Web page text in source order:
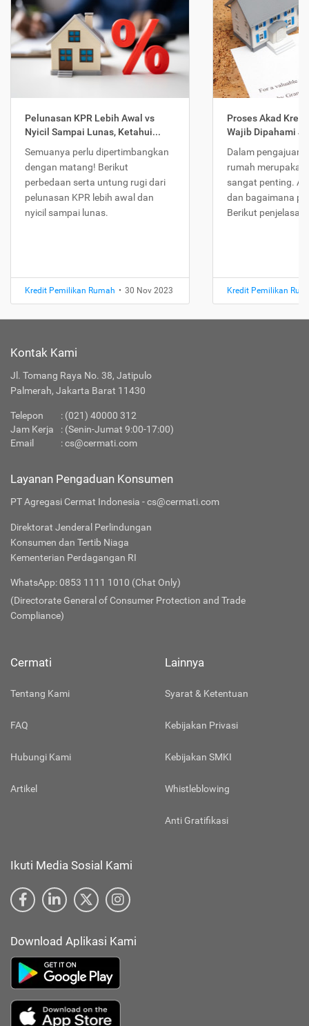
Pelunasan KPR Lebih Awal vs
Nyicil Sampai Lunas, Ketahui...
Semuanya perlu dipertimbangkan
dengan matang! Berikut
perbedaan serta untung rugi dari
pelunasan KPR lebih awal dan
nyicil sampai lunas.
Kredit Pemilikan Rumah • 30 Nov 2023
Proses Akad
Wajib Dipahami
Dalam pengajuan
rumah
sangat penting.
dan bagaimana
Berikut
Kredit Pemilikan
Kontak Kami
Jl. Tomang Raya No. 38, Jatipulo
Palmerah, Jakarta Barat 11430
Telepon : (021) 40000 312
Jam Kerja
: (Senin-Jumat 9:00-17:00)
Email
:cs@cermati.com
Layanan Pengaduan Konsumen
PT Agregasi Cermat Indonesia - cs@cermati.com
Direktorat Jenderal Perlindungan
Konsumen dan Tertib Niaga
Kementerian Perdagangan RI
WhatsApp: 0853 1111 1010 (Chat Only)
(Directorate General of Consumer Protection and Trade
Compliance)
Cermati
Tentang Kami
FAQ
Hubungi Kami
Artikel
Lainnya
Syarat & Ketentuan
Kebijakan Privasi
Kebijakan SMKI
Whistleblowing
Anti Gratifikasi
Ikuti Media Sosial Kami
Download Aplikasi Kami